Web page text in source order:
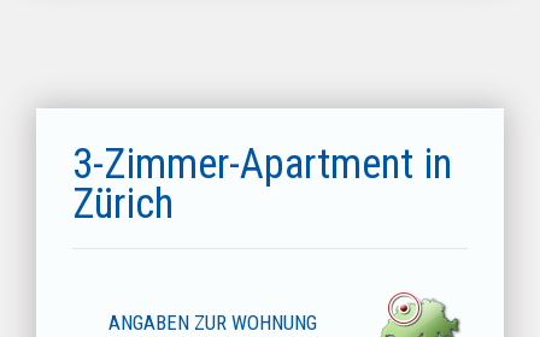
3-Zimmer-Apartment in
Zürich
ANGABEN ZUR WOHNUNG